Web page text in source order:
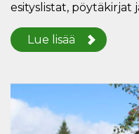
esityslistat, pöytäkirjat
Lue lisää